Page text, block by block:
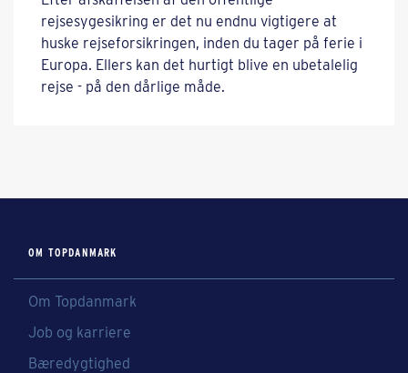
rejsesygesikring er det nu endnu vigtigere at
huske rejseforsikringen, inden du tager på ferie i
Europa. Ellers kan det hurtigt blive en ubetalelig
rejse - på den dårlige måde.
OM TOPDANMARK
Om Topdanmark
Job og karriere
Bæredygtighed